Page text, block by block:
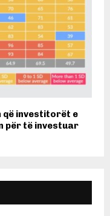
që investitorët e
për të investuar